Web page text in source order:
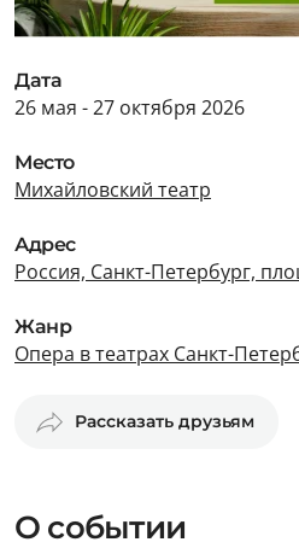
Дата
26 мая - 27 октября 2026
Место
Михайловский театр
Адрес
Россия, Санкт-Петербург,
Жанр
Опера в театрах Санкт-
Рассказать друзьям
О событии